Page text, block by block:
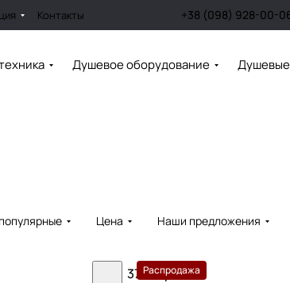
Контакты +38 (098) 928-00-
Душевое оборудование
Цена Наши предложения
Распродажа
3789 грн.